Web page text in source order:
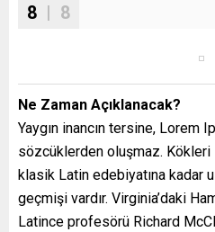
8 | 8
Ne Zaman Açıklanacak?
Yaygın inancın tersine, Lorem
sözcüklerden oluşmaz. Kökleri
klasik Latin edebiyatına kadar
geçmişi vardır. Virginia’daki
Latince profesörü Richard